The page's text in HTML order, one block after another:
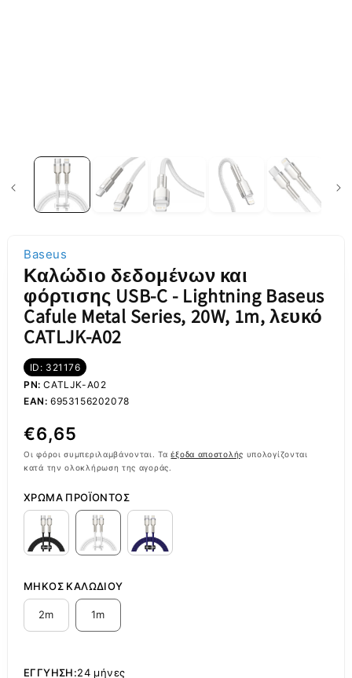
Baseus
Καλώδιο δεδομένων και
φόρτισης USB-C - Lightning Baseus
Cafule Metal Series, 20W, 1m, λευκό
CATLJK-A02
ID: 321176
PN: CATLJK-A02
EAN: 6953156202078
Κανονική
τιμή
€6,65
Οι φόροι συμπεριλαμβάνονται. Ταέξοδα αποστολής υπολογίζονται
κατά την ολοκλήρωση της αγοράς.
ΧΡΏΜΑ ΠΡΟΪΌΝΤΟΣ
ΜΉΚΟΣ ΚΑΛΩΔΊΟΥ
2m 1m
ΕΓΓΎΗΣΗ:24 μήνες